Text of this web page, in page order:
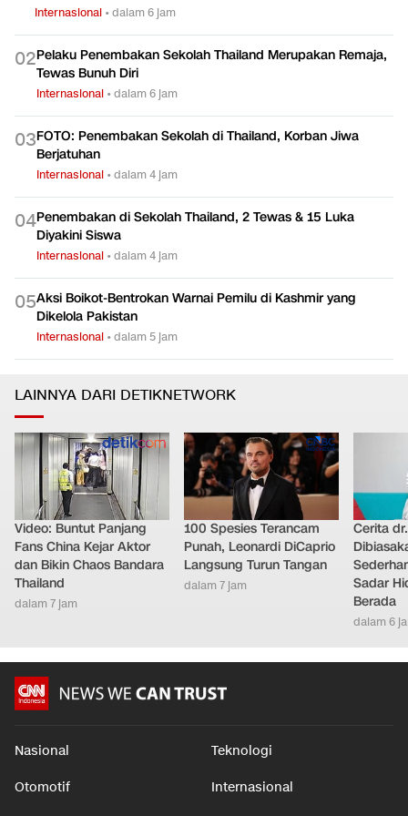
Internasional •dalam 6 jam
02Pelaku Penembakan Sekolah Thailand Merupakan Remaja,
Tewas Bunuh Diri
Internasional •dalam 6 jam
03FOTO: Penembakan Sekolah di Thailand, Korban Jiwa
Berjatuhan
Internasional •dalam 4 jam
04Penembakan di Sekolah Thailand, 2 Tewas & 15 Luka
Diyakini Siswa
Internasional •dalam 4 jam
05Aksi Boikot-Bentrokan Warnai Pemilu di Kashmir yang
Dikelola Pakistan
Internasional •dalam 5 jam
LAINNYA DARI DETIKNETWORK
Video: Buntut Panjang
Fans China Kejar Aktor
dan Bikin Chaos Bandara
Thailand
dalam 7 jam
100 Spesies Terancam
Punah, Leonardi DiCaprio
Langsung Turun Tangan
dalam 7 jam
Cerita
Sadar
Berada
dalam 6
Nasional Teknologi
Otomotif Internasional